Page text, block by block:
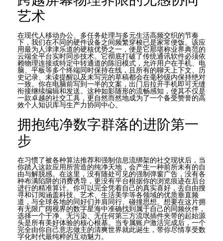
艺术
在现代人移动办公、多任务处理与多元生活高频交织的节奏
下，我们在不同的硬件设备之间频繁穿梭已是家常便饭。该应
用最为人津津乐道的硬核优势之一，便是它那堪称业界典范的
云端全平台实时同步技术。它彻底打破了传统通讯软件必须依
赖物理连接或特定中转通道的陈旧模式，允许用户在手机、电
脑、平板等多个终端同时保持在线，且所有的聊天上下文、历
史记录、未读提醒以及未写完的草稿都会在毫秒级内保持绝对
一致。你在电脑前写到一半的文案，出门后拉开手机即可无缝
衔接继续编辑和发送。这种如影随形的流畅感知，使其不仅是
一款卓越的社交工具，更自然而然地成为了一个备受赞誉的高
效个人知识库与生产力协同中心。
拥抱纯净数字群落的进阶第一
步
在习惯了被各种算法推荐和强制信息流绑架的社交现状后，当
你踏入这款应用所营造的纯净天地，会产生一种前所未有的自
由与解脱感。在这里，没有随处可见的强制弹窗广告，没有各
种布满陷阱的消费诱导，更没有平台根据你的浏览痕迹在后台
进行的精准算计。你可以完全凭着自己的真实喜好，去自由搜
寻和订阅涵盖科技、艺术、生活美学等各领域的优质垂直频
道，与全球各地的同好们并肩同行、碰撞思想。想要在这片拥
有无限广阔视界的数字星海中准确找到属于自己的同频伙伴，
选择一个干净、无污染、无任何第三方流氓插件夹带的起始源
头是所有美好体验的核心根基。当专属账户激活完成后，一个
完全由你自己意志做主的清爽世界就此诞生，带你尽情享受数
字化时代最纯粹的互动魅力。